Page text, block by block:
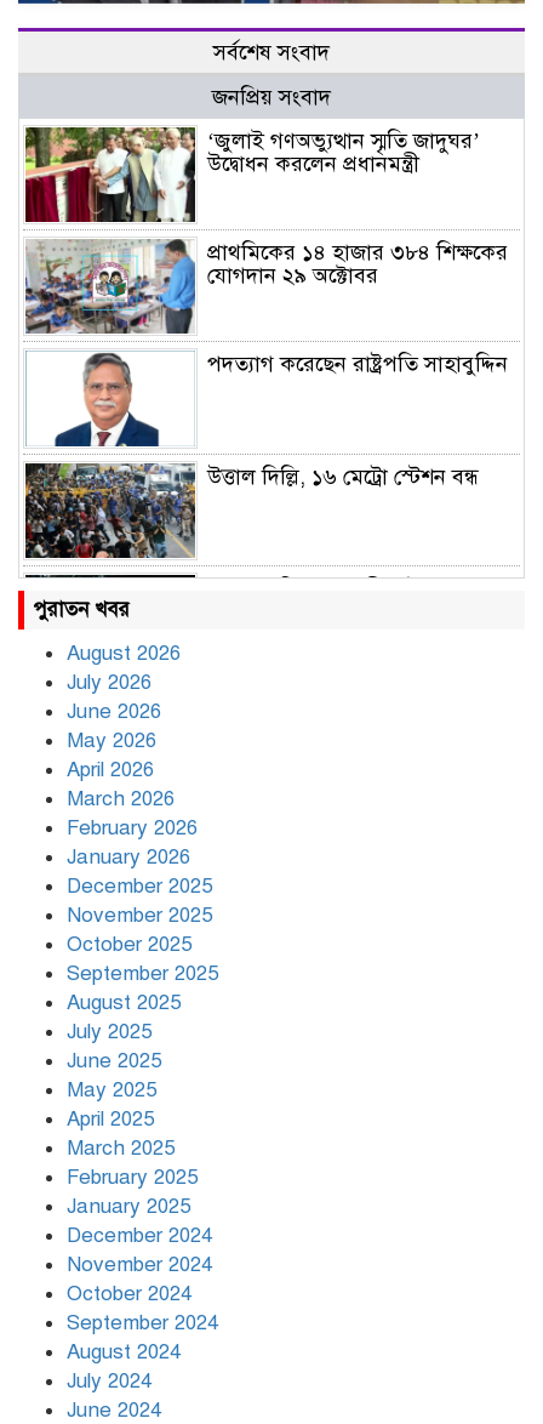
সর্বশেষ সংবাদ
জনপ্রিয় সংবাদ
‘জুলাই গণঅভ্যুত্থান স্মৃতি জাদুঘর’
উদ্বোধন করলেন প্রধানমন্ত্রী
প্রাথমিকের ১৪ হাজার ৩৮৪ শিক্ষকের
যোগদান ২৯ অক্টোবর
পদত্যাগ করেছেন রাষ্ট্রপতি সাহাবুদ্দিন
উত্তাল দিল্লি, ১৬ মেট্রো স্টেশন বন্ধ
বৃষ্টি থামার নাম নেই, পথে পথে
পুরাতন খবর
August 2026
July 2026
June 2026
May 2026
April 2026
March 2026
February 2026
January 2026
December 2025
November 2025
October 2025
September 2025
August 2025
July 2025
June 2025
May 2025
April 2025
March 2025
February 2025
January 2025
December 2024
November 2024
October 2024
September 2024
August 2024
July 2024
June 2024